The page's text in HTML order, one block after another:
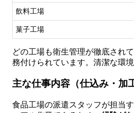
飲料工場
菓子工場
どの工場も衛生管理が徹底され
務付けられています。清潔な環
主な仕事内容（仕込み・加
食品工場の派遣スタッフが担当